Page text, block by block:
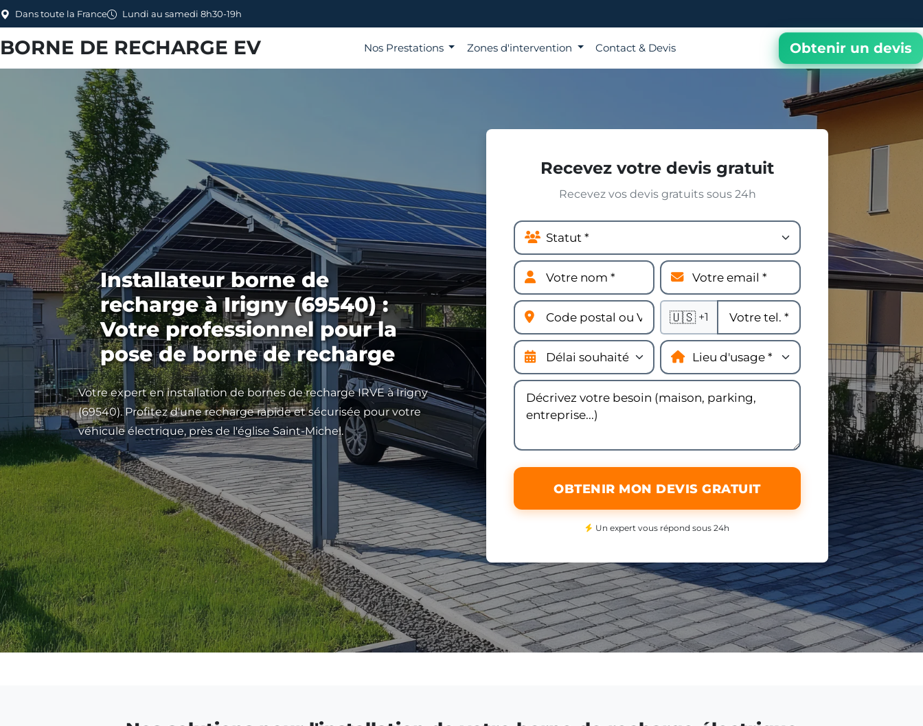
Dans toute la France Lundi au samedi 8h30-19h
BORNE DE RECHARGE EV Nos Prestations Zones d'intervention Contact & Devis Obtenir un devis
Installateur borne de
recharge à Irigny (69540) :
Votre professionnel pour la
pose de borne de recharge
Votre expert en installation de bornes de recharge IRVE à Irigny
(69540). Profitez d'une recharge rapide et sécurisée pour votre
véhicule électrique, près de l'église Saint-Michel.
Recevez votre devis gratuit
Recevez vos devis gratuits sous 24h
🇺🇸 +1
OBTENIR MON DEVIS GRATUIT
Un expert vous répond sous 24h